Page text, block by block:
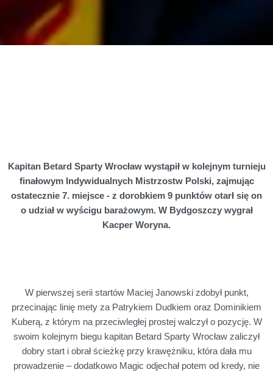
Kapitan Betard Sparty Wrocław wystąpił w kolejnym turnieju
finałowym Indywidualnych Mistrzostw Polski, zajmując
ostatecznie 7. miejsce - z dorobkiem 9 punktów otarł się on
o udział w wyścigu barażowym. W Bydgoszczy wygrał
Kacper Woryna.
W pierwszej serii startów Maciej Janowski zdobył punkt,
przecinając linię mety za Patrykiem Dudkiem oraz Dominikiem
Kuberą, z którym na przeciwległej prostej walczył o pozycję. W
swoim kolejnym biegu kapitan Betard Sparty Wrocław zaliczył
dobry start i obrał ścieżkę przy krawężniku, która dała mu
prowadzenie – dodatkowo Magic odjechał potem od kredy, nie